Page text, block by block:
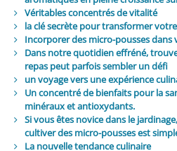
Véritables concentrés de vitalité
la clé secrète pour transformer
Incorporer des micro-pousses dans
Dans notre quotidien effréné,
repas peut parfois sembler un défi
un voyage vers une expérience
Un concentré de bienfaits pour la
minéraux et antioxydants.
Si vous êtes novice dans le
cultiver des micro-pousses est
La nouvelle tendance culinaire